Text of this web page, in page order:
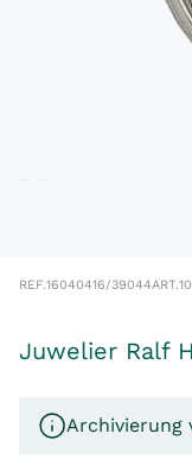
REF.16040416/39044ART.
Juwelier Ralf
Archivierung